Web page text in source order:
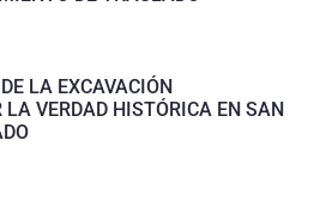
LA EXCAVACIÓN
LA VERDAD HISTÓRICA EN SAN